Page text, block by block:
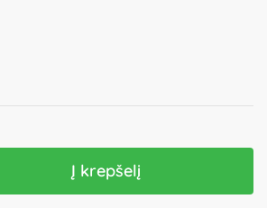
Į krepšelį